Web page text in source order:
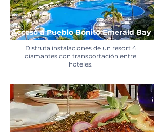
Acceso a Pueblo Bonito Emerald Bay
Disfruta instalaciones de un resort 4
diamantes con transportación entre
hoteles.